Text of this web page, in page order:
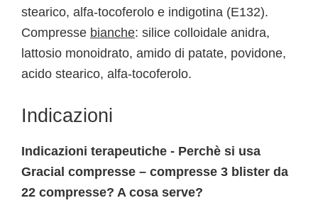
stearico, alfa-tocoferolo e indigotina (E132).
Compresse bianche: silice colloidale anidra,
lattosio monoidrato, amido di patate, povidone,
acido stearico, alfa-tocoferolo.
Indicazioni
Indicazioni terapeutiche - Perchè si usa
Gracial compresse – compresse 3 blister da
22 compresse? A cosa serve?